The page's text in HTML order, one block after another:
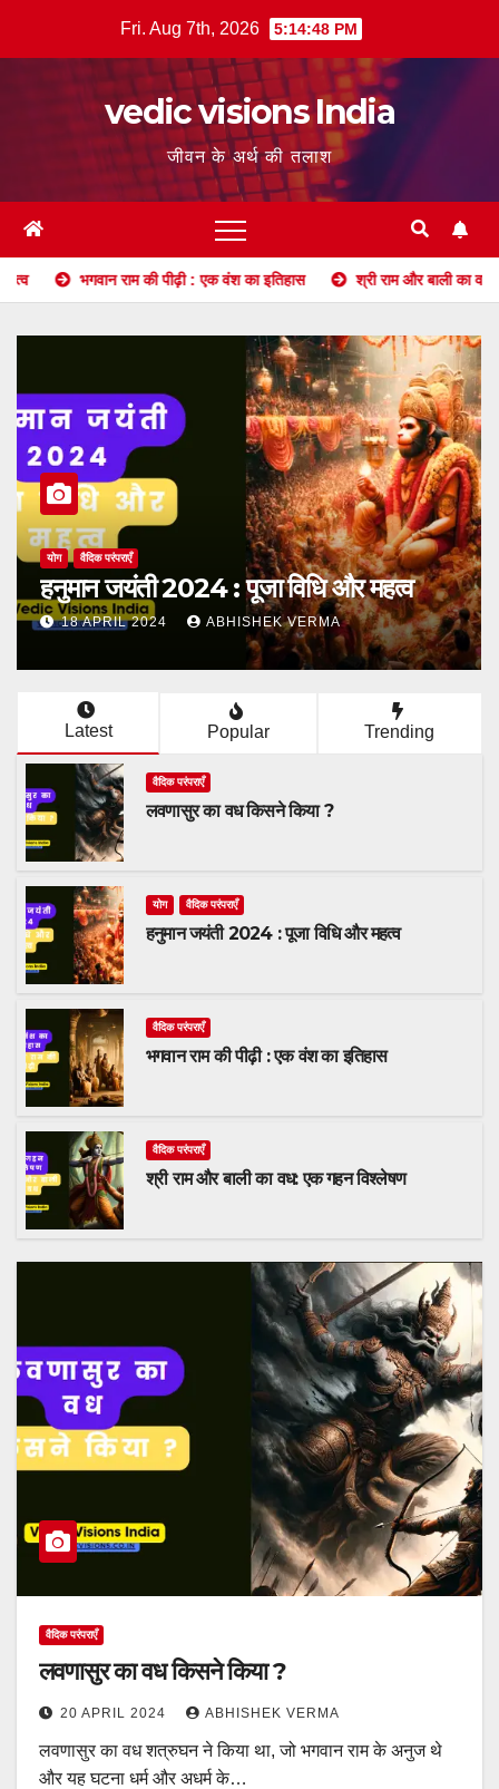
Fri. Aug 7th, 2026 5:14:49 PM
vedic visions India
जीवन के अर्थ की तलाश
राम की पीढ़ी : एक वंश का इतिहास श्री राम और बाली का वध: एक गहन
वैदिक परंपराएँ
भगवान राम की पीढ़ी : एक वंश का इतिहास
15 APRIL 2024 ABHISHEK VERMA
Latest Popular Trending
वैदिक परंपराएँ
लवणासुर का वध किसने किया ?
योग वैदिक परंपराएँ
हनुमान जयंती 2024 : पूजा विधि और महत्व
वैदिक परंपराएँ
भगवान राम की पीढ़ी : एक वंश का इतिहास
वैदिक परंपराएँ
श्री राम और बाली का वध: एक गहन विश्लेषण
वैदिक परंपराएँ
लवणासुर का वध किसने किया ?
20 APRIL 2024 ABHISHEK VERMA
लवणासुर का वध शत्रुघन ने किया था, जो भगवान राम के अनुज थे
और यह घटना धर्म और अधर्म के…